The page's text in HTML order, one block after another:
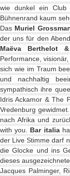
wie dunkel ein
Bühnenrand kaum
Das Muriel
der uns für den
Maëva Berthelot
Performance,
sich wie im Traum
und nachhaltig
sympathisch ihre
Idris Ackamor & The
Vredenburg
nach Afrika und
with you. Bar italia
der Live Stimme darf
die Glocke und ins
dieses
Jacques Palminger,